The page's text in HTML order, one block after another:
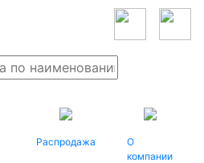
Распродажа
О
компании